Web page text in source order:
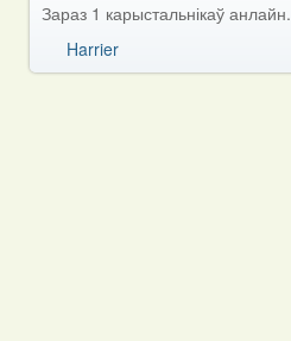
Зараз 1 карыстальнікаў анлайн.
Harrier